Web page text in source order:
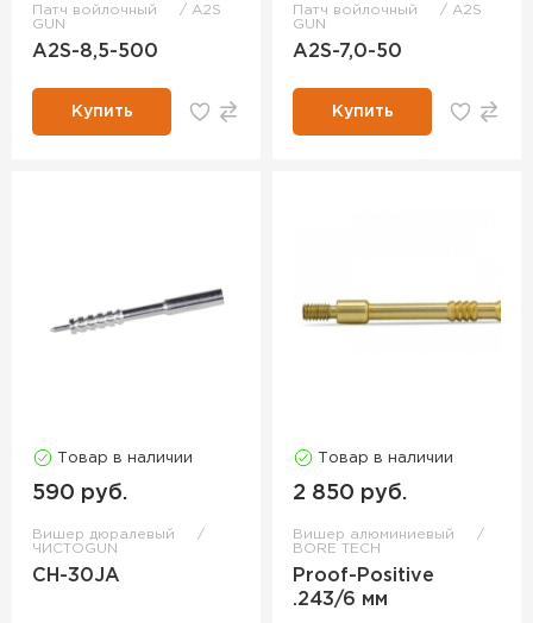
Патч войлочный
A2S
GUN
A2S-8,5-500
Купить
Патч войлочный
A2S
GUN
A2S-7,0-50
Купить
Товар в наличии
590 руб.
Вишер дюралевый
ЧИСТОGUN
CH-30JA
Товар в наличии
2 850 руб.
Вишер алюминиевый
BORE TECH
Proof-Positive
.243/6 мм